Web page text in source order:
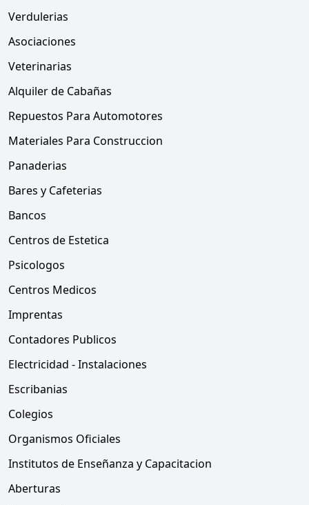
Verdulerias
Asociaciones
Veterinarias
Alquiler de Cabañas
Repuestos Para Automotores
Materiales Para Construccion
Panaderias
Bares y Cafeterias
Bancos
Centros de Estetica
Psicologos
Centros Medicos
Imprentas
Contadores Publicos
Electricidad - Instalaciones
Escribanias
Colegios
Organismos Oficiales
Institutos de Enseñanza y Capacitacion
Aberturas